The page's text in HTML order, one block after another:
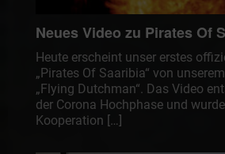
Neues Video zu Pirates Of
Heute erscheint unser erstes
„Pirates Of Saaribia“ von
„Flying Dutchman“. Das Video
der Corona Hochphase und
Kooperation […]